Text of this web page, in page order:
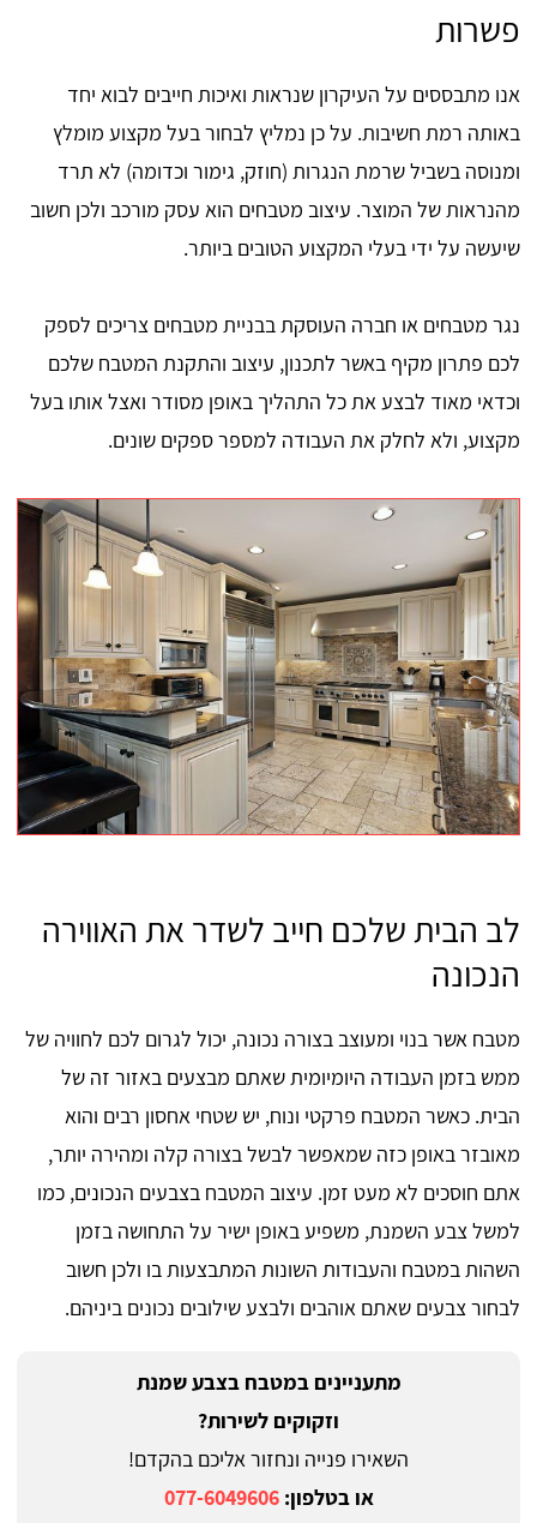
פשרות
אנו מתבססים על העיקרון שנראות ואיכות חייבים לבוא יחד
באותה רמת חשיבות. על כן נמליץ לבחור בעל מקצוע מומלץ
ומנוסה בשביל שרמת הנגרות (חוזק, גימור וכדומה) לא תרד
מהנראות של המוצר. עיצוב מטבחים הוא עסק מורכב ולכן חשוב
שיעשה על ידי בעלי המקצוע הטובים ביותר.
נגר מטבחים או חברה העוסקת בבניית מטבחים צריכים לספק
לכם פתרון מקיף באשר לתכנון, עיצוב והתקנת המטבח שלכם
וכדאי מאוד לבצע את כל התהליך באופן מסודר ואצל אותו בעל
מקצוע, ולא לחלק את העבודה למספר ספקים שונים.
לב הבית שלכם חייב לשדר את האווירה
הנכונה
מטבח אשר בנוי ומעוצב בצורה נכונה, יכול לגרום לכם לחוויה של
ממש בזמן העבודה היומיומית שאתם מבצעים באזור זה של
הבית. כאשר המטבח פרקטי ונוח, יש שטחי אחסון רבים והוא
מאובזר באופן כזה שמאפשר לבשל בצורה קלה ומהירה יותר,
אתם חוסכים לא מעט זמן. עיצוב המטבח בצבעים הנכונים, כמו
למשל צבע השמנת, משפיע באופן ישיר על התחושה בזמן
השהות במטבח והעבודות השונות המתבצעות בו ולכן חשוב
לבחור צבעים שאתם אוהבים ולבצע שילובים נכונים ביניהם.
מתעניינים במטבח בצבע שמנת
וזקוקים לשירות?
השאירו פנייה ונחזור אליכם בהקדם!
או בטלפון:077-6049606